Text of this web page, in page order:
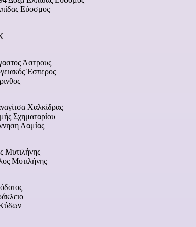
Εύοσμος
Άστρους
Έσπερος
Χαλκίδρας
Σχηματαρίου
Λαμίας
Μυτιλήνης
Μυτιλήνης